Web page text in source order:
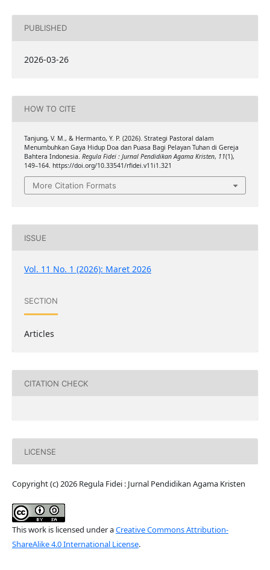
PUBLISHED
2026-03-26
HOW TO CITE
Tanjung, V. M., & Hermanto, Y. P. (2026). Strategi Pastoral dalam
Menumbuhkan Gaya Hidup Doa dan Puasa Bagi Pelayan Tuhan di Gereja
Bahtera Indonesia. Regula Fidei : Jurnal Pendidikan Agama Kristen, 11(1),
149–164. https://doi.org/10.33541/rfidei.v11i1.321
More Citation Formats
ISSUE
Vol. 11 No. 1 (2026): Maret 2026
SECTION
Articles
CITATION CHECK
LICENSE
Copyright (c) 2026 Regula Fidei : Jurnal Pendidikan Agama Kristen
This work is licensed under aCreative Commons Attribution-
ShareAlike 4.0 International License.